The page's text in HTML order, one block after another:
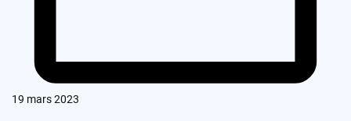
19 mars 2023